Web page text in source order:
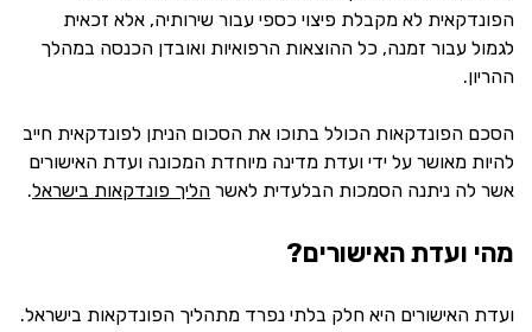
הפונדקאית לא מקבלת פיצוי כספי עבור שירותיה, אלא זכאית
לגמול עבור זמנה, כל ההוצאות הרפואיות ואובדן הכנסה במהלך
ההריון.
הסכם הפונדקאות הכולל בתוכו את הסכום הניתן לפונדקאית חייב
להיות מאושר על ידי ועדת מדינה מיוחדת המכונה ועדת האישורים
אשר לה ניתנה הסמכות הבלעדית לאשר הליך פונדקאות בישראל.
מהי ועדת האישורים?
ועדת האישורים היא חלק בלתי נפרד מתהליך הפונדקאות בישראל.